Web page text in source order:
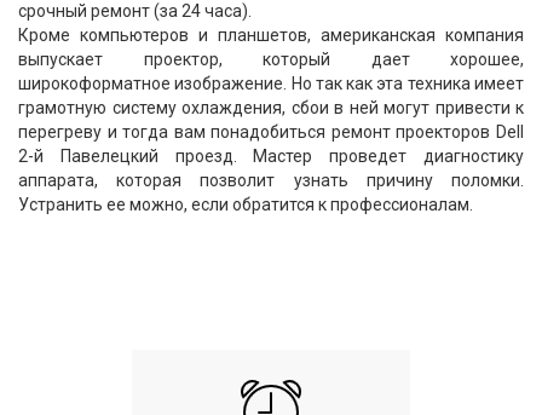
срочный ремонт (за 24 часа).
Кроме компьютеров и планшетов, американская компания
выпускает проектор, который дает хорошее,
широкоформатное изображение. Но так как эта техника имеет
грамотную систему охлаждения, сбои в ней могут привести к
перегреву и тогда вам понадобиться ремонт проекторов Dell
2-й Павелецкий проезд. Мастер проведет диагностику
аппарата, которая позволит узнать причину поломки.
Устранить ее можно, если обратится к профессионалам.